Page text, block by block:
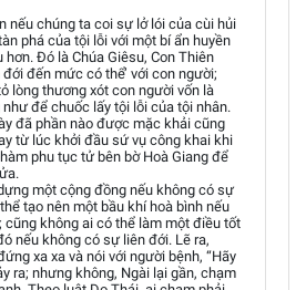
nếu chúng ta coi sự lở lói của cùi hủi
phá của tội lỗi với một bí ẩn huyền
Đó là Chúa Giêsu, Con Thiên
đới đến mức có thể’ với con người;
lòng thương xót con người vốn là
để chuốc lấy tội lỗi của tội nhân.
đã phần nào được mặc khải cũng
từ lúc khởi đầu sứ vụ công khai khi
phu tục tử bên bờ Hoà Giang để
một cộng đồng nếu không có sự
tạo nên một bầu khí hoà bình nếu
cũng không ai có thể làm một điều tốt
nếu không có sự liên đới. Lẽ ra,
xa xa và nói với người bệnh, “Hãy
ra; nhưng không, Ngài lại gần, chạm